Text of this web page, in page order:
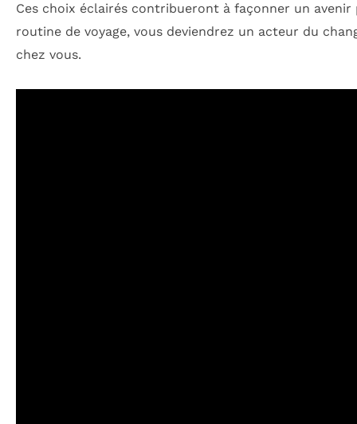
Ces choix éclairés contribueront à façonner un
routine de voyage, vous deviendrez un acteur du
chez vous.